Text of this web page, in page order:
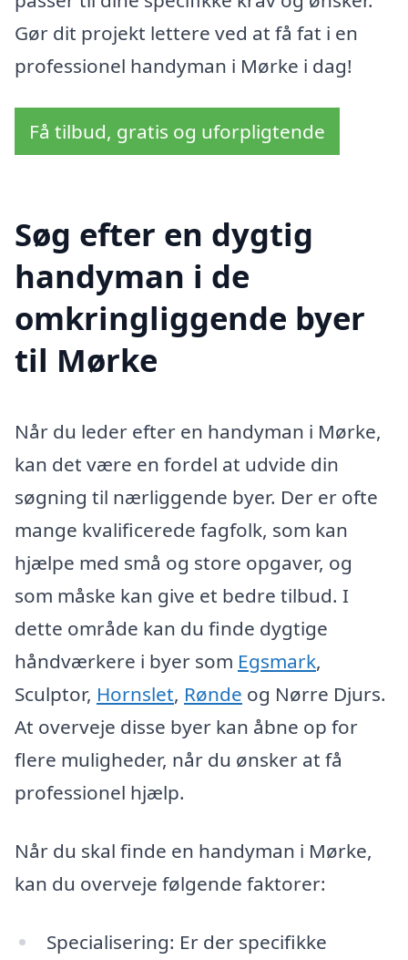
Gør dit projekt lettere ved at få fat i en
professionel handyman i Mørke i dag!
Få tilbud, gratis og uforpligtende
Søg efter en dygtig
handyman i de
omkringliggende byer
til Mørke
Når du leder efter en handyman i Mørke,
kan det være en fordel at udvide din
søgning til nærliggende byer. Der er ofte
mange kvalificerede fagfolk, som kan
hjælpe med små og store opgaver, og
som måske kan give et bedre tilbud. I
dette område kan du finde dygtige
håndværkere i byer som Egsmark,
Sculptor, Hornslet, Rønde og Nørre Djurs.
At overveje disse byer kan åbne op for
flere muligheder, når du ønsker at få
professionel hjælp.
Når du skal finde en handyman i Mørke,
kan du overveje følgende faktorer:
Specialisering: Er der specifikke